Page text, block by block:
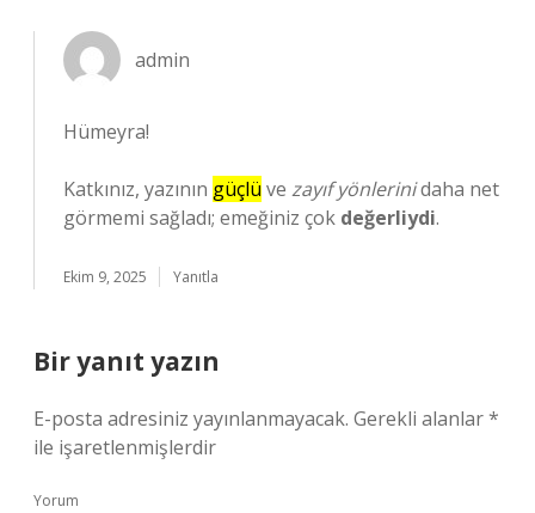
admin
Hümeyra!
Katkınız, yazının güçlü ve zayıf yönlerinidaha net
görmemi sağladı; emeğiniz çok değerliydi.
Ekim 9, 2025 Yanıtla
Bir yanıt yazın
E-posta adresiniz yayınlanmayacak. Gerekli alanlar*
ile işaretlenmişlerdir
Yorum